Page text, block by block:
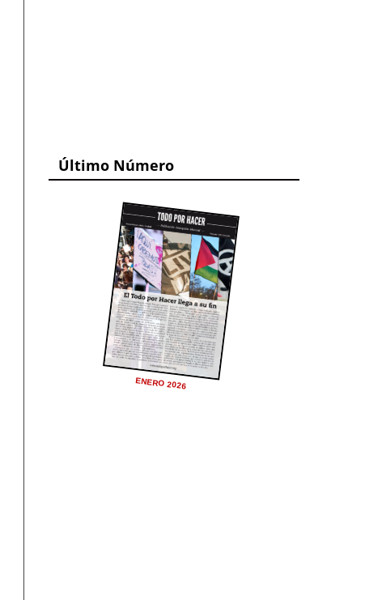
Último Número
ENERO 2026